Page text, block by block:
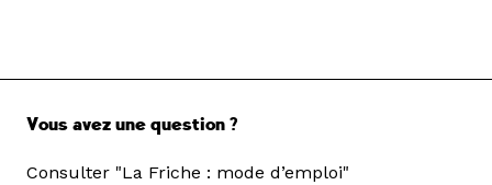
Vous avez une question ?
Consulter "La Friche : mode d’emploi"